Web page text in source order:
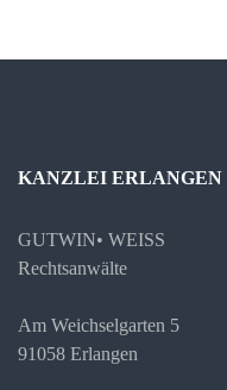
KANZLEI ERLANGEN
GUTWIN• WEISS
Rechtsanwälte
Am Weichselgarten 5
91058 Erlangen